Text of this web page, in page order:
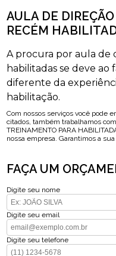
AULA DE
RECÉM
A procura por aula de
habilitadas se deve
diferente da
habilitação.
Com nossos serviços você pode
citados, também trabalhamos
TREINAMENTO PARA
nossa empresa. Garantimos a sua
FAÇA UM
Digite seu nome
Digite seu email
Digite seu telefone